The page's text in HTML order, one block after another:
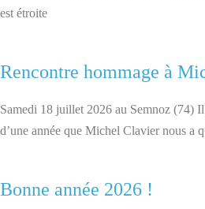
est étroite
Rencontre hommage à
Samedi 18 juillet 2026 au Semnoz (74)
d’une année que Michel Clavier nous a
Bonne année 2026 !